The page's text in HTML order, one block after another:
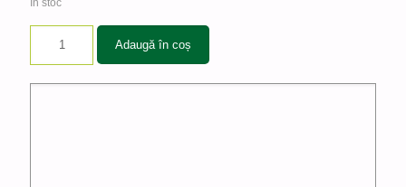
În stoc
Adaugă în coș